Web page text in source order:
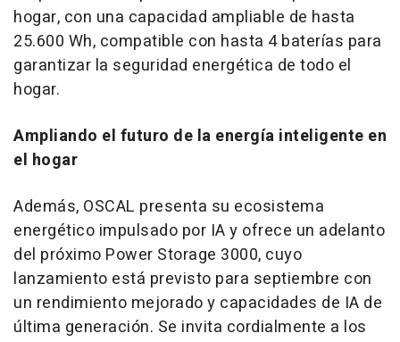
hogar, con una capacidad ampliable de hasta
25.600 Wh, compatible con hasta 4 baterías para
garantizar la seguridad energética de todo el
hogar.
Ampliando el futuro de la energía inteligente en
el hogar
Además, OSCAL presenta su ecosistema
energético impulsado por IA y ofrece un adelanto
del próximo Power Storage 3000, cuyo
lanzamiento está previsto para septiembre con
un rendimiento mejorado y capacidades de IA de
última generación. Se invita cordialmente a los